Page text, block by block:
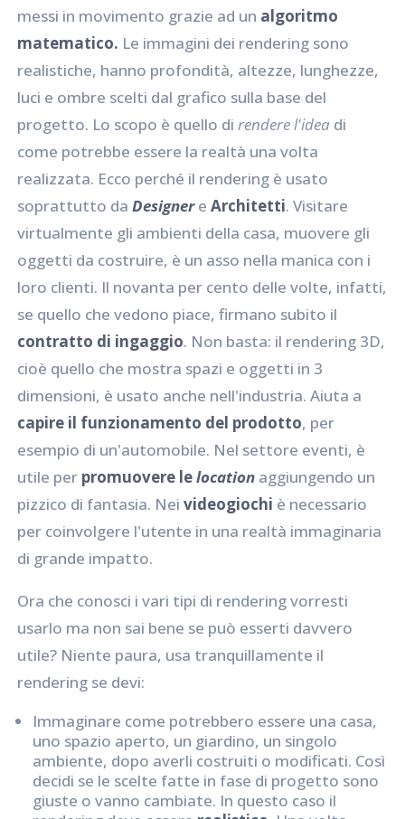
messi in movimento grazie ad un algoritmo
matematico. Le immagini dei rendering sono
realistiche, hanno profondità, altezze, lunghezze,
luci e ombre scelti dal grafico sulla base del
progetto. Lo scopo è quello direndere l'idea di
come potrebbe essere la realtà una volta
realizzata. Ecco perché il rendering è usato
soprattutto daDesignereArchitetti. Visitare
virtualmente gli ambienti della casa, muovere gli
oggetti da costruire, è un asso nella manica con i
loro clienti. Il novanta per cento delle volte, infatti,
se quello che vedono piace, firmano subito il
contratto di ingaggio. Non basta: il rendering 3D,
cioè quello che mostra spazi e oggetti in 3
dimensioni, è usato anche nell'industria. Aiuta a
capire il funzionamento del prodotto, per
esempio di un'automobile. Nel settore eventi, è
utile per promuovere lelocation aggiungendo un
pizzico di fantasia. Neivideogiochi è necessario
per coinvolgere l'utente in una realtà immaginaria
di grande impatto.
Ora che conosci i vari tipi di rendering vorresti
usarlo ma non sai bene se può esserti davvero
utile? Niente paura, usa tranquillamente il
rendering se devi:
Immaginare come potrebbero essere una casa,
uno spazio aperto, un giardino, un singolo
ambiente, dopo averli costruiti o modificati. Così
decidi se le scelte fatte in fase di progetto sono
giuste o vanno cambiate. In questo caso il